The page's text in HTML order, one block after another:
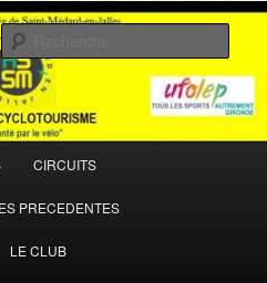
CIRCUITS
PRECEDENTES
LE CLUB